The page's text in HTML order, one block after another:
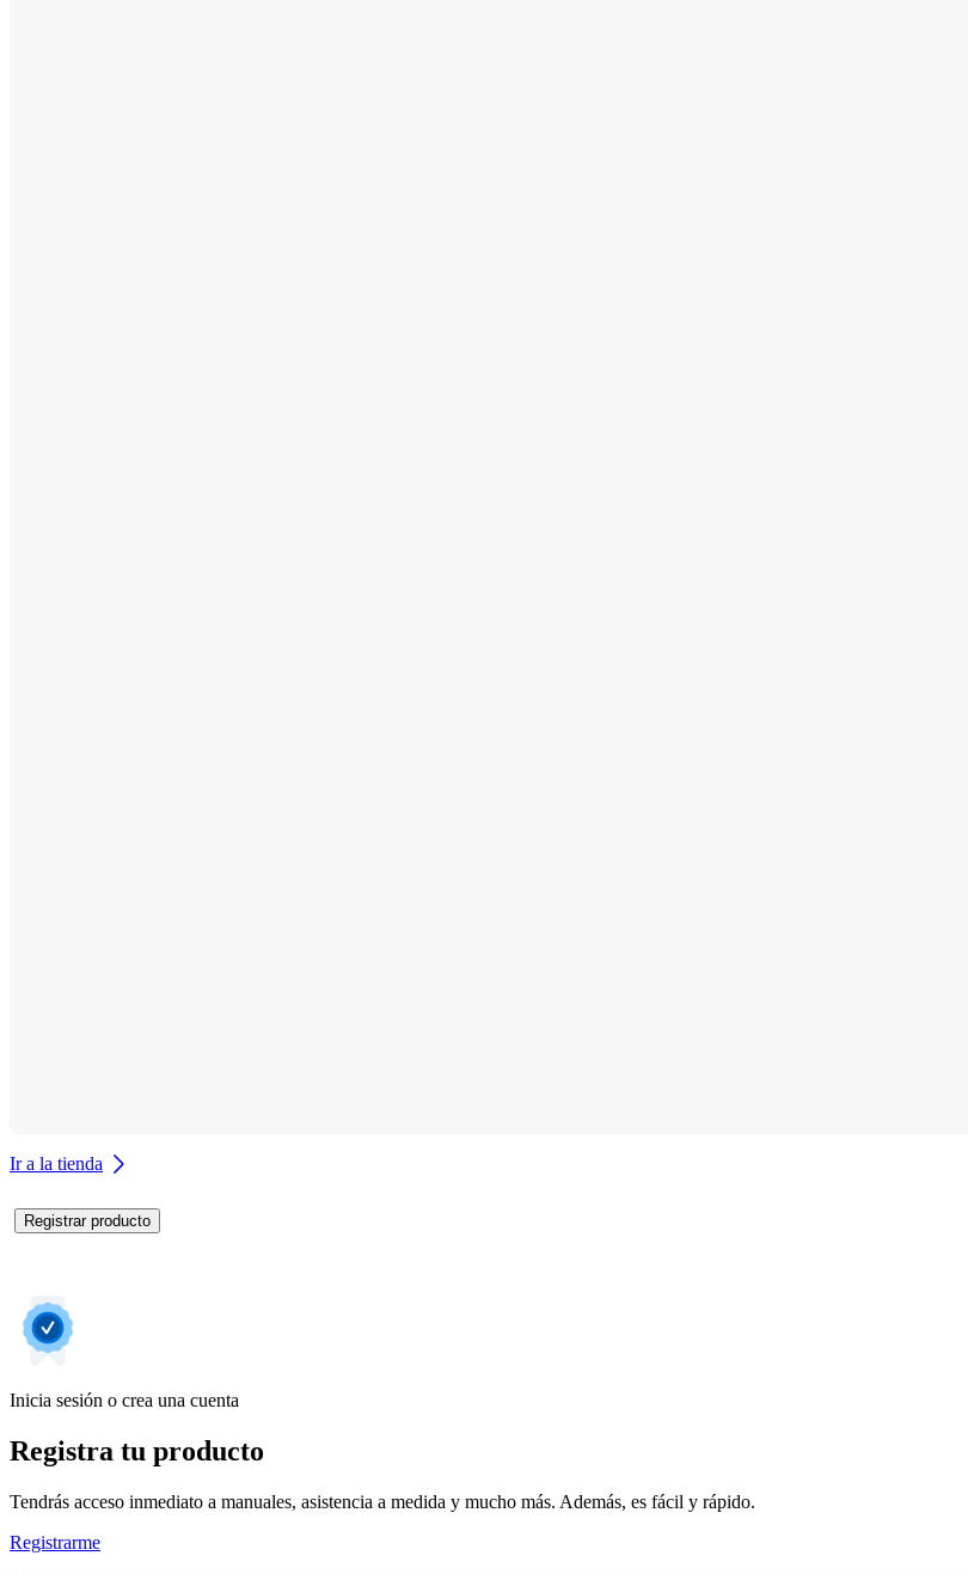
Ir a la tienda
Registrar producto
Inicia sesión o crea una cuenta
Registra tu producto
Tendrás acceso inmediato a manuales, asistencia a medida y mucho más. Además, es fácil y rápido.
Registrarme